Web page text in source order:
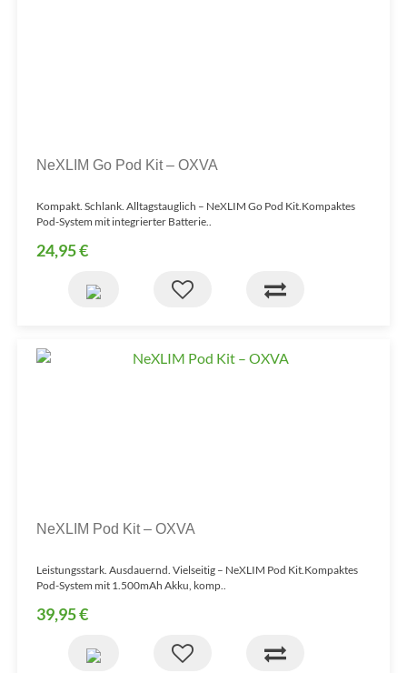
NeXLIM Go Pod Kit – OXVA
Kompakt. Schlank. Alltagstauglich – NeXLIM Go Pod Kit.Kompaktes
Pod-System mit integrierter Batterie..
24,95 €
NeXLIM Pod Kit – OXVA
Leistungsstark. Ausdauernd. Vielseitig – NeXLIM Pod Kit.Kompaktes
Pod-System mit 1.500mAh Akku, komp..
39,95 €